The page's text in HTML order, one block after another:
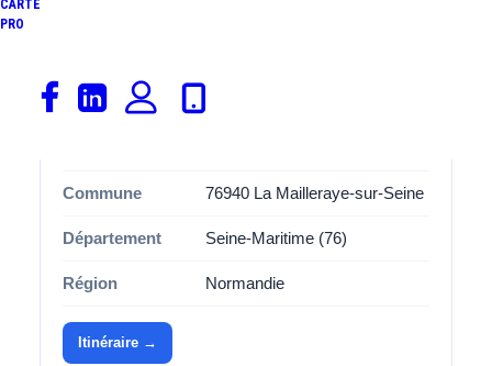
CARTE
PRO
Catégorie
Commune 76940 La Mailleraye-sur-Seine
Département Seine-Maritime (76)
Région Normandie
Itinéraire →